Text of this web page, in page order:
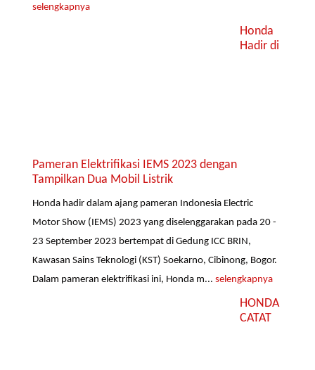
selengkapnya
Honda
Hadir di
Pameran Elektrifikasi IEMS 2023 dengan
Tampilkan Dua Mobil Listrik
Honda hadir dalam ajang pameran Indonesia Electric
Motor Show (IEMS) 2023 yang diselenggarakan pada 20 -
23 September 2023 bertempat di Gedung ICC BRIN,
Kawasan Sains Teknologi (KST) Soekarno, Cibinong, Bogor.
Dalam pameran elektrifikasi ini, Honda m...selengkapnya
HONDA
CATAT